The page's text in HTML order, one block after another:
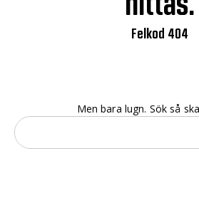
Felkod 404
Men bara lugn. Sök så